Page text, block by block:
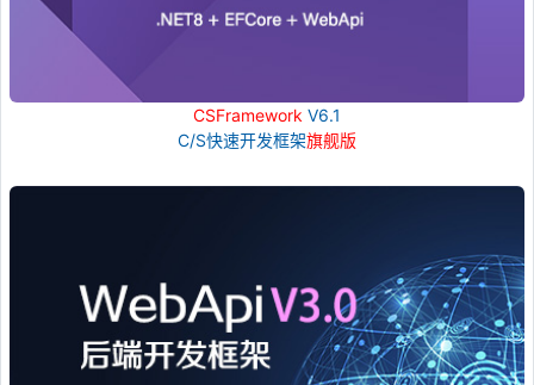
CSFramework V6.1
C/S快速开发框架旗舰版